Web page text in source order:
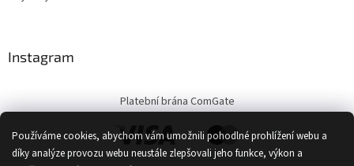
Používáme cookies, abychom vám umožnili pohodlné prohlížení webu a
díky analýze provozu webu neustále zlepšovali jeho funkce, výkon a
Instagram
Platební brána ComGate